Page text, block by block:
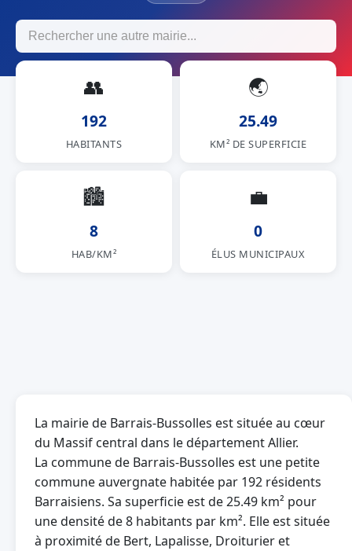
👥
192
HABITANTS
🌏
25.49
KM² DE SUPERFICIE
🏙
8
HAB/KM²
💼
0
ÉLUS MUNICIPAUX
La mairie de Barrais-Bussolles est située au cœur
du Massif central dans le département Allier.
La commune de Barrais-Bussolles est une petite
commune auvergnate habitée par 192 résidents
Barraisiens. Sa superficie est de 25.49 km² pour
une densité de 8 habitants par km². Elle est située
à proximité de Bert, Lapalisse, Droiturier et